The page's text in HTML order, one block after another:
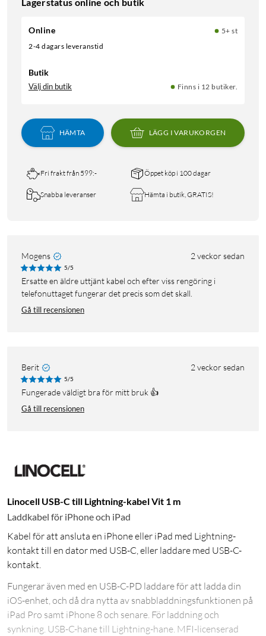
Lagerstatus online och butik
Online
5+ st
2-4 dagars leveranstid
Butik
Välj din butik Finns i 12 butiker.
HÄMTA LÄGG I VARUKORGEN
Fri frakt från 599:- Öppet köp i 100 dagar
Snabba leveranser Hämta i butik, GRATIS!
Mogens 2 veckor sedan
5/5
Ersatte en äldre uttjänt kabel och efter viss rengöring i
telefonuttaget fungerar det precis som det skall.
Gå till recensionen
Berit 2 veckor sedan
5/5
Fungerade väldigt bra för mitt bruk 👍
Gå till recensionen
Linocell USB-C till Lightning-kabel Vit 1 m
Laddkabel för iPhone och iPad
Kabel för att ansluta en iPhone eller iPad med Lightning-
kontakt till en dator med USB-C, eller laddare med USB-C-
kontakt.
Fungerar även med en USB-C-PD laddare för att ladda din
iOS-enhet, och då dra nytta av snabbladdningsfunktionen på
iPad Pro samt iPhone 8 och senare. För laddning och
synkning. USB-C-hane till Lightning-hane. MFI-licenserad